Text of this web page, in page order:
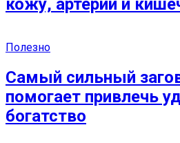
кожу, артерии и
Полезно
Самый сильный
помогает привлечь
богатство